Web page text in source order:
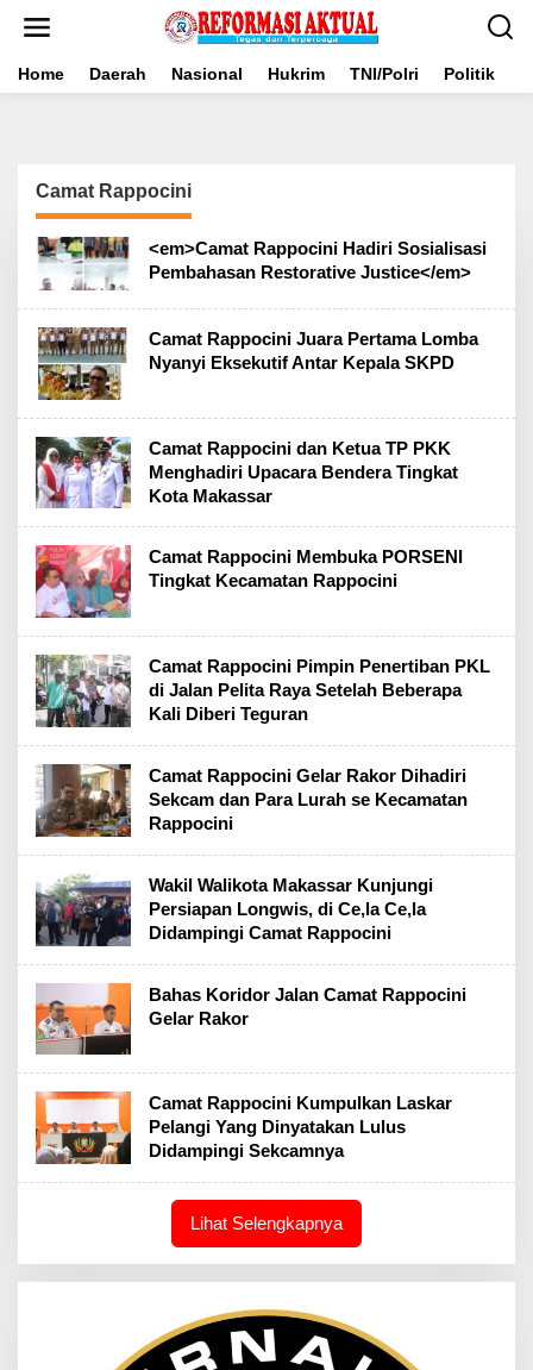
Home Daerah Nasional Hukrim TNI/Polri Politik
Camat Rappocini
<em>Camat Rappocini Hadiri Sosialisasi
Pembahasan Restorative Justice</em>
Camat Rappocini Juara Pertama Lomba
Nyanyi Eksekutif Antar Kepala SKPD
Camat Rappocini dan Ketua TP PKK
Menghadiri Upacara Bendera Tingkat
Kota Makassar
Camat Rappocini Membuka PORSENI
Tingkat Kecamatan Rappocini
Camat Rappocini Pimpin Penertiban PKL
di Jalan Pelita Raya Setelah Beberapa
Kali Diberi Teguran
Camat Rappocini Gelar Rakor Dihadiri
Sekcam dan Para Lurah se Kecamatan
Rappocini
Wakil Walikota Makassar Kunjungi
Persiapan Longwis, di Ce,la Ce,la
Didampingi Camat Rappocini
Bahas Koridor Jalan Camat Rappocini
Gelar Rakor
Camat Rappocini Kumpulkan Laskar
Pelangi Yang Dinyatakan Lulus
Didampingi Sekcamnya
Lihat Selengkapnya